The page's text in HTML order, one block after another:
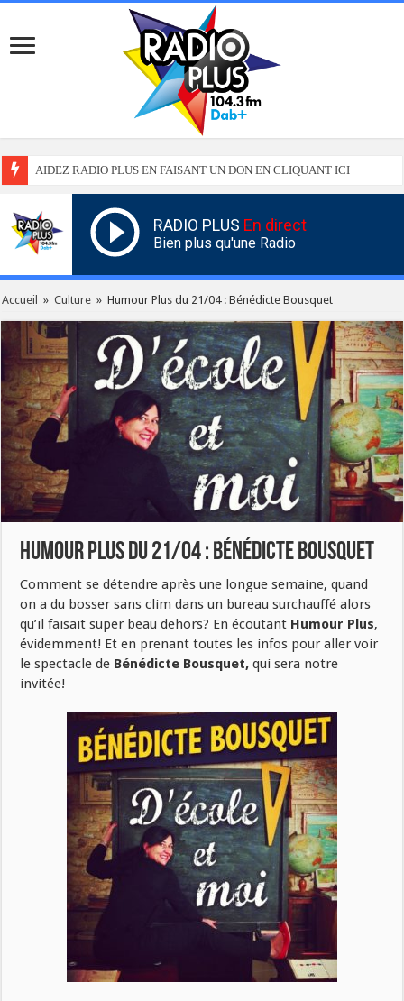
AIDEZ RADIO PLUS EN FAISANT UN DON EN CLIQUANT ICI
RADIO PLUS En direct
Bien plus qu'une Radio
Accueil » Culture » Humour Plus du 21/04 : Bénédicte Bousquet
Humour Plus du 21/04 : Bénédicte Bousquet
Comment se détendre après une longue semaine, quand
on a du bosser sans clim dans un bureau surchauffé alors
qu’il faisait super beau dehors? En écoutant Humour Plus,
évidemment! Et en prenant toutes les infos pour aller voir
le spectacle de Bénédicte Bousquet, qui sera notre
invitée!